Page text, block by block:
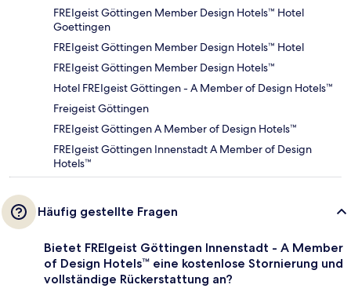
FREIgeist Göttingen Member Design Hotels™ Hotel
Goettingen
FREIgeist Göttingen Member Design Hotels™ Hotel
FREIgeist Göttingen Member Design Hotels™
Hotel FREIgeist Göttingen - A Member of Design Hotels™
Freigeist Göttingen
FREIgeist Göttingen A Member of Design Hotels™
FREIgeist Göttingen Innenstadt A Member of Design
Hotels™
Häufig gestellte Fragen
Bietet FREIgeist Göttingen Innenstadt - A Member
of Design Hotels™ eine kostenlose Stornierung und
vollständige Rückerstattung an?